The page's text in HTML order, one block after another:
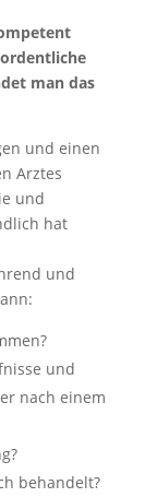
man das
und einen
Arztes
und
hat
und
und
nach einem
behandelt?